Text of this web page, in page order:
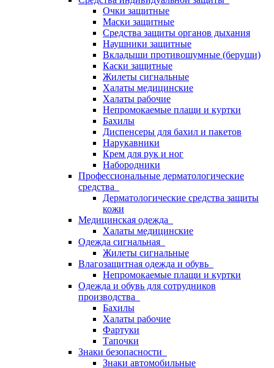
Очки защитные
Маски защитные
Средства защиты органов дыхания
Наушники защитные
Вкладыши противошумные (беруши)
Каски защитные
Жилеты сигнальные
Халаты медицинские
Халаты рабочие
Непромокаемые плащи и куртки
Бахилы
Диспенсеры для бахил и пакетов
Нарукавники
Крем для рук и ног
Набородники
Профессиональные дерматологические
средства
Дерматологические средства защиты
кожи
Медицинская одежда
Халаты медицинские
Одежда сигнальная
Жилеты сигнальные
Влагозащитная одежда и обувь
Непромокаемые плащи и куртки
Одежда и обувь для сотрудников
производства
Бахилы
Халаты рабочие
Фартуки
Тапочки
Знаки безопасности
Знаки автомобильные